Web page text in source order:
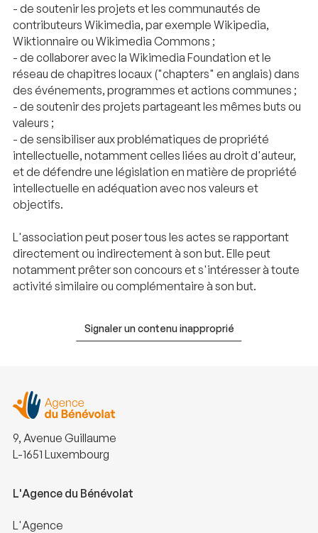
- de soutenir les projets et les communautés de
contributeurs Wikimedia, par exemple Wikipedia,
Wiktionnaire ou Wikimedia Commons ;
- de collaborer avec la Wikimedia Foundation et le
réseau de chapitres locaux ("chapters" en anglais) dans
des événements, programmes et actions communes ;
- de soutenir des projets partageant les mêmes buts ou
valeurs ;
- de sensibiliser aux problématiques de propriété
intellectuelle, notamment celles liées au droit d'auteur,
et de défendre une législation en matière de propriété
intellectuelle en adéquation avec nos valeurs et
objectifs.
L'association peut poser tous les actes se rapportant
directement ou indirectement à son but. Elle peut
notamment prêter son concours et s'intéresser à toute
activité similaire ou complémentaire à son but.
Signaler un contenu inapproprié
9, Avenue Guillaume
L-1651 Luxembourg
L'Agence du Bénévolat
L'Agence